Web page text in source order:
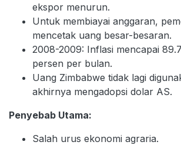
ekspor menurun.
Untuk membiayai anggaran,
mencetak uang besar-besaran.
2008-2009: Inflasi mencapai
persen per bulan.
Uang Zimbabwe tidak lagi
akhirnya mengadopsi dolar AS.
Penyebab Utama:
Salah urus ekonomi agraria.